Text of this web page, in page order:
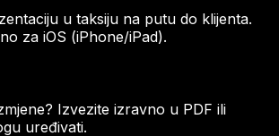
u taksiju na putu do klijenta.
za iOS (iPhone/iPad).
Izvezite izravno u PDF ili
uređivati.